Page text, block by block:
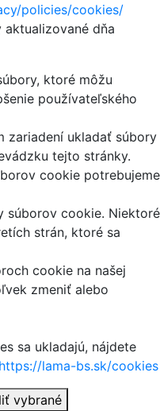
policies/cookies/
aktualizované dňa
ktoré môžu
používateľského
zariadení ukladať súbory
tejto stránky.
cookie potrebujeme
súborov cookie. Niektoré
strán, ktoré sa
cookie na našej
zmeniť alebo
sa ukladajú, nájdete
https://lama-bs.sk/cookies
vybrané